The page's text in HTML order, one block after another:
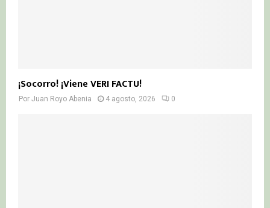
¡Socorro! ¡Viene VERI FACTU!
Por Juan Royo Abenia 4 agosto, 2026 0